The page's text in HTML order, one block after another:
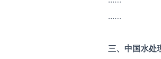
……
三、中国水处